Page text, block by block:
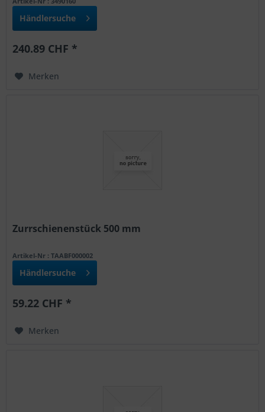
Händlersuche
240.89 CHF *
Merken
Zurrschienenstück 500 mm
Artikel-Nr : TAABF000002
Händlersuche
59.22 CHF *
Merken